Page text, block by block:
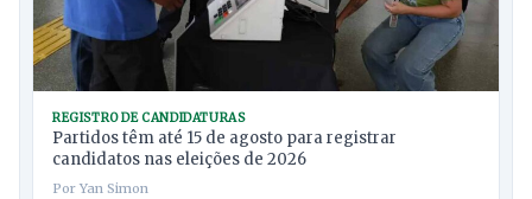
REGISTRO DE CANDIDATURAS
Partidos têm até 15 de agosto para registrar
candidatos nas eleições de 2026
Por Yan Simon